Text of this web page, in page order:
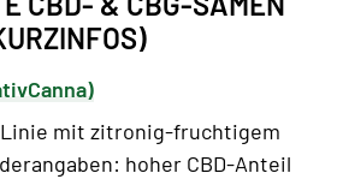
mit zitronig-fruchtigem
hoher CBD-Anteil